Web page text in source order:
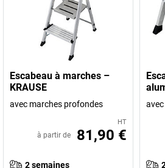
Escabeau à marches –
KRAUSE
avec marches profondes
HT
à partir de 81,90 €
2 semaines